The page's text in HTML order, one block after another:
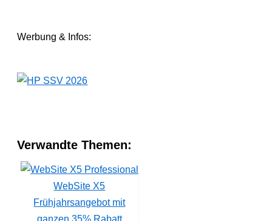
Werbung & Infos:
Verwandte Themen:
WebSite X5
Frühjahrsangebot mit
ganzen 35% Rabatt